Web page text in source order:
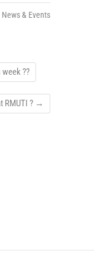
News & Events
week ??
RMUTI ? →